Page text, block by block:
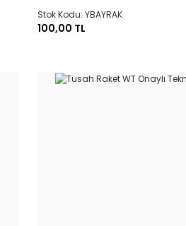
Stok Kodu: YBAYRAK
100,00 TL